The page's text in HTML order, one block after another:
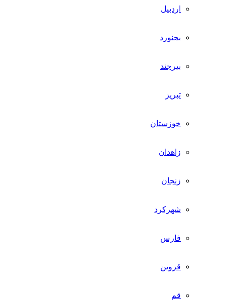
اردبیل
بجنورد
بیرجند
تبریز
خوزستان
زاهدان
زنجان
شهرکرد
فارس
قزوین
قم